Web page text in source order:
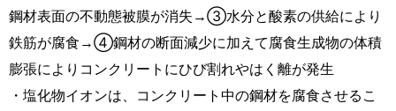
鋼材表面の不動態被膜が消失→③水分と酸素の供給により
鉄筋が腐食→④鋼材の断面減少に加えて腐食生成物の体積
膨張によりコンクリートにひび割れやはく離が発生
・塩化物イオンは、コンクリート中の鋼材を腐食させるこ